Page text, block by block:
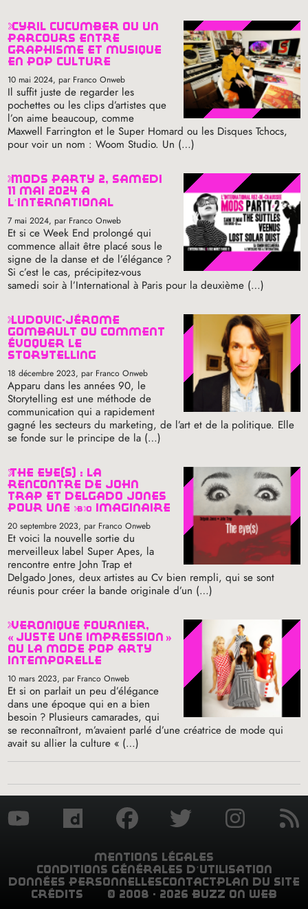
cyril cucumber ou un
parcours entre
graphisme et musique
en pop culture
10 mai 2024, par Franco Onweb
Il suffit juste de regarder les
pochettes ou les clips d’artistes que
l’on aime beaucoup, comme
Maxwell Farrington et le Super Homard ou les Disques Tchocs,
pour voir un nom : Woom Studio. Un (…)
mods party 2, samedi
11 mai 2024 à
l’international
7 mai 2024, par Franco Onweb
Et si ce Week End prolongé qui
commence allait être placé sous le
signe de la danse et de l’élégance ?
Si c’est le cas, précipitez-vous
samedi soir à l’International à Paris pour la deuxième (…)
ludovic-jérôme
gombault ou comment
évoquer le
storytelling
18 décembre 2023, par Franco Onweb
Apparu dans les années 90, le
Storytelling est une méthode de
communication qui a rapidement
gagné les secteurs du marketing, de l’art et de la politique. Elle
se fonde sur le principe de la (…)
the eye(s) : la
rencontre de john
trap et delgado jones
pour une bo imaginaire
20 septembre 2023, par Franco Onweb
Et voici la nouvelle sortie du
merveilleux label Super Apes, la
rencontre entre John Trap et
Delgado Jones, deux artistes au Cv bien rempli, qui se sont
réunis pour créer la bande originale d’un (…)
veronique fournier,
« juste une impression »
ou la mode pop arty
intemporelle
10 mars 2023, par Franco Onweb
Et si on parlait un peu d’élégance
dans une époque qui en a bien
besoin ? Plusieurs camarades, qui
se reconnaîtront, m’avaient parlé d’une créatrice de mode qui
avait su allier la culture « (…)
mentions légales
conditions générales d’utilisation
données personnellescontactplan du site
crédits
© 2008 - 2026 buzz on web